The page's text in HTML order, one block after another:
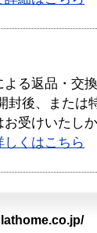
よる返品・交
封後、または
受けいたし
くはこちら